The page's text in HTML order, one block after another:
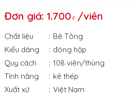
Đơn giá: 1.700 /viên
Chất liệu
Bê Tông
Kiểu dáng
đóng hộp
Quy cách
108 viên/thùng
Tính năng
kê thép
Xuất xứ
Việt Nam